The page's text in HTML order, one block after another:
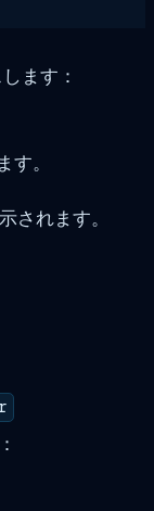
ます：
。
されます。